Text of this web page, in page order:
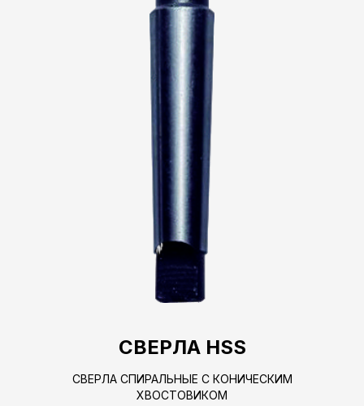
СВЕРЛА HSS
СВЕРЛА СПИРАЛЬНЫЕ С КОНИЧЕСКИМ
ХВОСТОВИКОМ